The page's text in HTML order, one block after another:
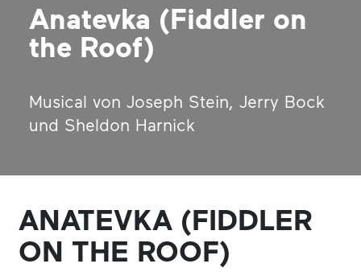
Anatevka (Fiddler on
the Roof)
Musical von Joseph Stein, Jerry Bock
und Sheldon Harnick
ANATEVKA (FIDDLER
ON THE ROOF)